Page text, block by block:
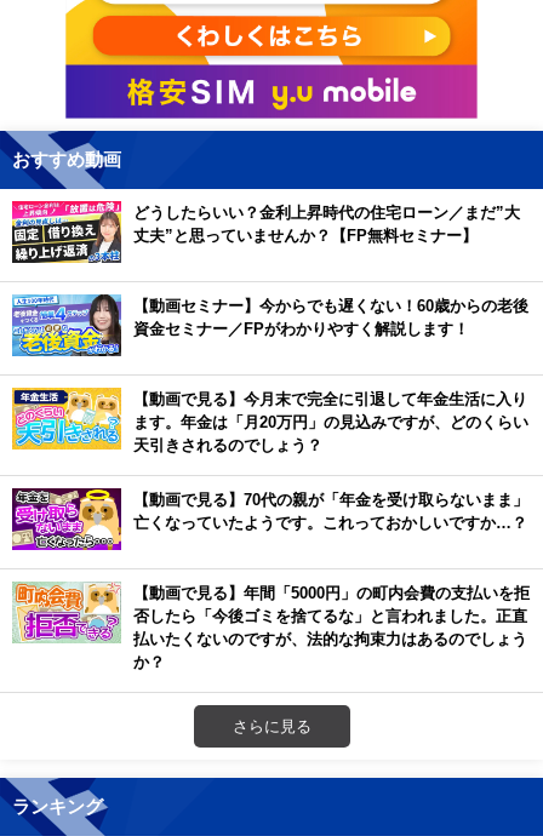
おすすめ動画
どうしたらいい？金利上昇時代の住宅ローン／まだ”大
丈夫”と思っていませんか？【FP無料セミナー】
【動画セミナー】今からでも遅くない！60歳からの老後
資金セミナー／FPがわかりやすく解説します！
【動画で見る】今月末で完全に引退して年金生活に入り
ます。年金は「月20万円」の見込みですが、どのくらい
天引きされるのでしょう？
【動画で見る】70代の親が「年金を受け取らないまま」
亡くなっていたようです。これっておかしいですか…？
【動画で見る】年間「5000円」の町内会費の支払いを拒
否したら「今後ゴミを捨てるな」と言われました。正直
払いたくないのですが、法的な拘束力はあるのでしょう
か？
さらに見る
ランキング